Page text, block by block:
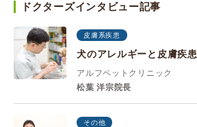
ドクターズインタビュー記事
皮膚系疾患
犬のアレルギーと皮膚疾患
アルフペットクリニック
松葉 洋宗院長
その他